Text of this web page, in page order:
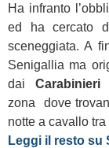
Ha infranto
ed ha cercato
sceneggiata. A
Senigallia ma
daiCarabinieri
zona dove
notte a cavallo
Leggi il resto su